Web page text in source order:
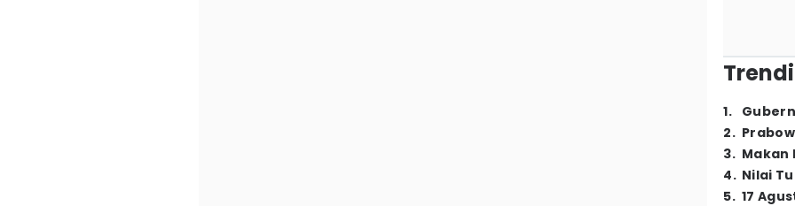
1.
2.
3. Makan
4. Nilai
5. 17